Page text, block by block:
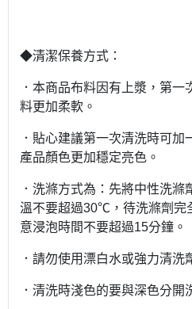
◆清潔保養方式：
．本商品布料因有上漿，第一
料更加柔軟。
．貼心建議第一次清洗時可
產品顏色更加穩定亮色。
．洗滌方式為：先將中性洗滌
溫不要超過30℃，待洗滌劑完
意浸泡時間不要超過15分鐘。
．請勿使用漂白水或強力清洗
．清洗時淺色的要與深色分開